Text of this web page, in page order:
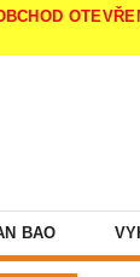
BAO